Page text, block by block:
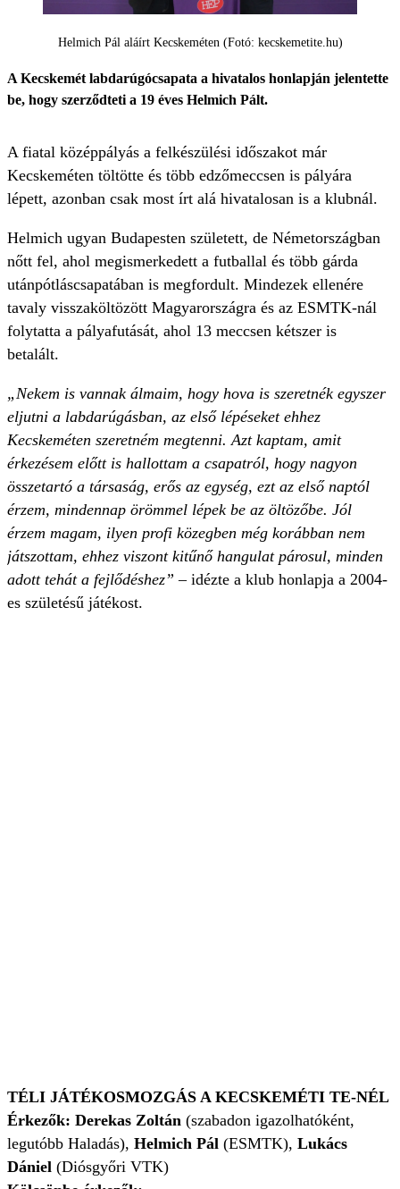
Helmich Pál aláírt Kecskeméten (Fotó: kecskemetite.hu)
A Kecskemét labdarúgócsapata a hivatalos honlapján jelentette
be, hogy szerződteti a 19 éves Helmich Pált.
A fiatal középpályás a felkészülési időszakot már
Kecskeméten töltötte és több edzőmeccsen is pályára
lépett, azonban csak most írt alá hivatalosan is a klubnál.
Helmich ugyan Budapesten született, de Németországban
nőtt fel, ahol megismerkedett a futballal és több gárda
utánpótláscsapatában is megfordult. Mindezek ellenére
tavaly visszaköltözött Magyarországra és az ESMTK-nál
folytatta a pályafutását, ahol 13 meccsen kétszer is
betalált.
„Nekem is vannak álmaim, hogy hova is szeretnék egyszer
eljutni a labdarúgásban, az első lépéseket ehhez
Kecskeméten szeretném megtenni. Azt kaptam, amit
érkezésem előtt is hallottam a csapatról, hogy nagyon
összetartó a társaság, erős az egység, ezt az első naptól
érzem, mindennap örömmel lépek be az öltözőbe. Jól
érzem magam, ilyen profi közegben még korábban nem
játszottam, ehhez viszont kitűnő hangulat párosul, minden
adott tehát a fejlődéshez”– idézte a klub honlapja a 2004-
es születésű játékost.
TÉLI JÁTÉKOSMOZGÁS A KECSKEMÉTI TE-NÉL
Érkezők: Derekas Zoltán (szabadon igazolhatóként,
legutóbb Haladás), Helmich Pál (ESMTK), Lukács
Dániel (Diósgyőri VTK)